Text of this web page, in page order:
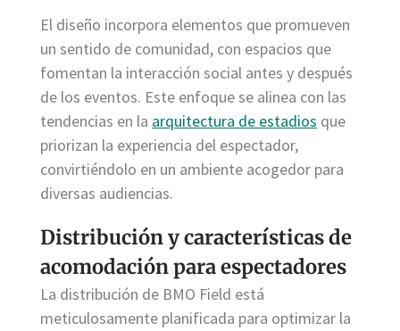
El diseño incorpora elementos que promueven
un sentido de comunidad, con espacios que
fomentan la interacción social antes y después
de los eventos. Este enfoque se alinea con las
tendencias en la arquitectura de estadios que
priorizan la experiencia del espectador,
convirtiéndolo en un ambiente acogedor para
diversas audiencias.
Distribución y características de
acomodación para espectadores
La distribución de BMO Field está
meticulosamente planificada para optimizar la